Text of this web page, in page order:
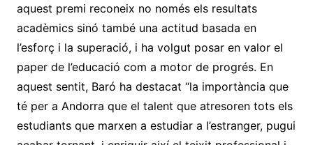
aquest premi reconeix no només els resultats
acadèmics sinó també una actitud basada en
l’esforç i la superació, i ha volgut posar en valor el
paper de l’educació com a motor de progrés. En
aquest sentit, Baró ha destacat “la importància que
té per a Andorra que el talent que atresoren tots els
estudiants que marxen a estudiar a l’estranger, pugui